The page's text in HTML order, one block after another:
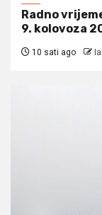
Radno
9. kolovoza
10 sati ago